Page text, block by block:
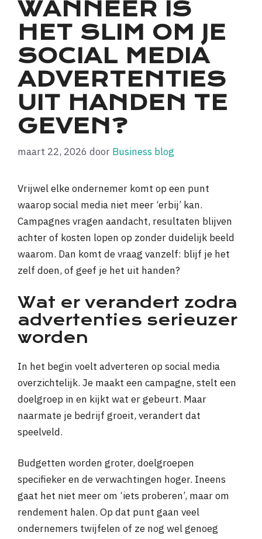
WANNEER IS
HET SLIM OM JE
SOCIAL MEDIA
ADVERTENTIES
UIT HANDEN TE
GEVEN?
maart 22, 2026 door Business blog
Vrijwel elke ondernemer komt op een punt
waarop social media niet meer ‘erbij’ kan.
Campagnes vragen aandacht, resultaten blijven
achter of kosten lopen op zonder duidelijk beeld
waarom. Dan komt de vraag vanzelf: blijf je het
zelf doen, of geef je het uit handen?
Wat er verandert zodra
advertenties serieuzer
worden
In het begin voelt adverteren op social media
overzichtelijk. Je maakt een campagne, stelt een
doelgroep in en kijkt wat er gebeurt. Maar
naarmate je bedrijf groeit, verandert dat
speelveld.
Budgetten worden groter, doelgroepen
specifieker en de verwachtingen hoger. Ineens
gaat het niet meer om ‘iets proberen’, maar om
rendement halen. Op dat punt gaan veel
ondernemers twijfelen of ze nog wel genoeg